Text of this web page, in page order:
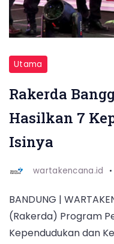
menandai
peresmian
Bangga
Jawa
Barat
2024.
Utama
Rakerda
Hasilkan 7
Isinya
wartakencana.id
BANDUNG |
(Rakerda) Program
Kependudukan dan